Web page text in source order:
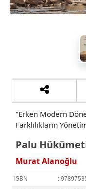
"Erken Modern
Farklılıkların
Palu
Murat Alanoğlu
ISBN :